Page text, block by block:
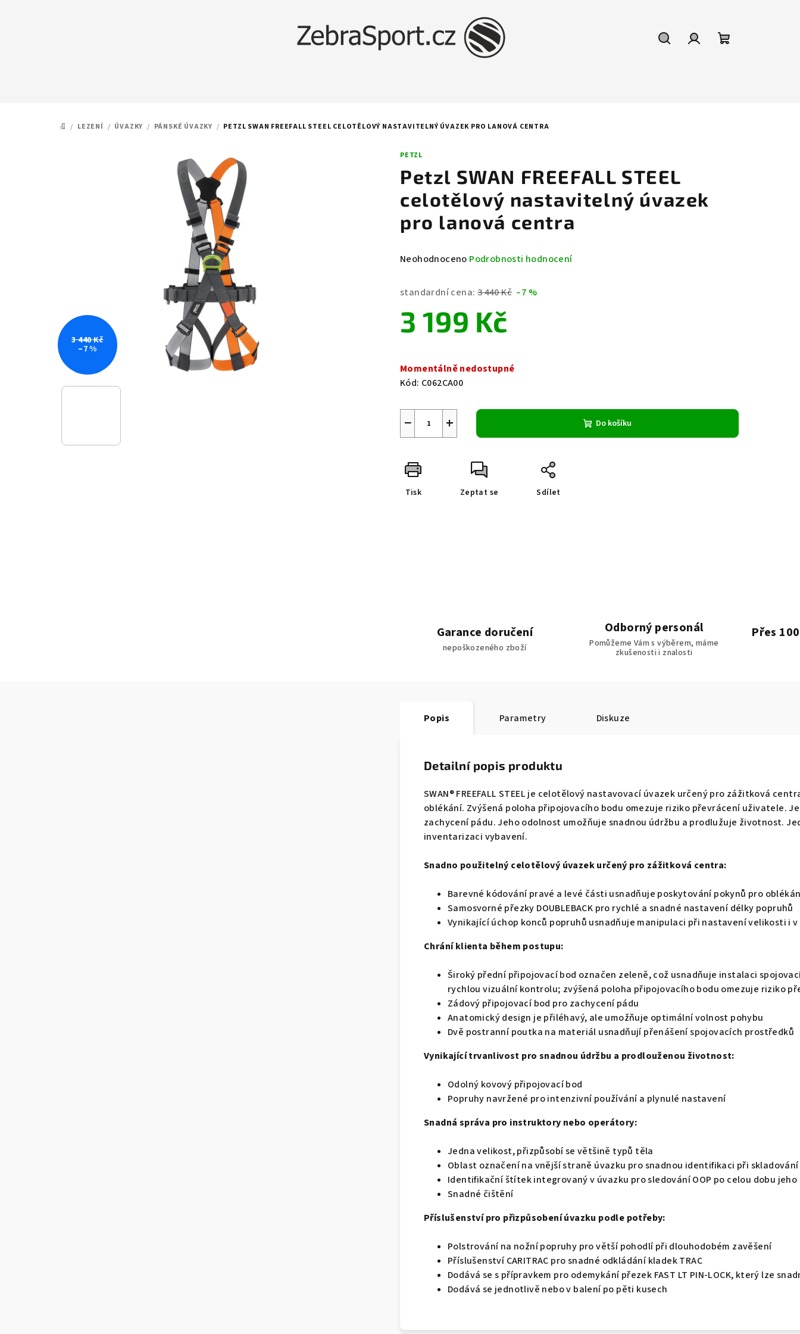
DOMŮ
/ LEZENÍ / ÚVAZKY / PÁNSKÉ ÚVAZKY / PETZL SWAN FREEFALL STEEL CELOTĚLOVÝ NASTAVITELNÝ ÚVAZEK PRO LANOVÁ CENTRA
PETZL
Petzl SWAN FREEFALL STEEL
celotělový nastavitelný úvazek
pro lanová centra
Průměrné
produktu
0,0
z
Neohodnoceno Podrobnosti hodnocení
standardní cena: 3 440 Kč –7 %
3 199 Kč
cena:
Momentálně nedostupné
Kód: C062CA00
+
− Do košíku
Tisk Zeptat se Sdílet
3 440 Kč
–7 %
Garance doručení
nepoškozeného zboží
Odborný personál
Pomůžeme Vám s výběrem, máme
zkušenosti i znalosti
Přes
Popis Parametry Diskuze
Detailní popis produktu
SWAN® FREEFALL STEEL je celotělový nastavovací úvazek určený pro zážitková
oblékání. Zvýšená poloha připojovacího bodu omezuje riziko převrácení uživatele.
zachycení pádu. Jeho odolnost umožňuje snadnou údržbu a prodlužuje životnost.
inventarizaci vybavení.
Snadno použitelný celotělový úvazek určený pro zážitková centra:
Barevné kódování pravé a levé části usnadňuje poskytování pokynů pro
Samosvorné přezky DOUBLEBACK pro rychlé a snadné nastavení délky popruhů
Vynikající úchop konců popruhů usnadňuje manipulaci při nastavení velikosti i
Chrání klienta během postupu:
Široký přední připojovací bod označen zeleně, což usnadňuje instalaci
rychlou vizuální kontrolu; zvýšená poloha připojovacího bodu omezuje riziko
Zádový připojovací bod pro zachycení pádu
Anatomický design je přiléhavý, ale umožňuje optimální volnost pohybu
Dvě postranní poutka na materiál usnadňují přenášení spojovacích prostředků
Vynikající trvanlivost pro snadnou údržbu a prodlouženou životnost:
Odolný kovový připojovací bod
Popruhy navržené pro intenzivní používání a plynulé nastavení
Snadná správa pro instruktory nebo operátory:
Jedna velikost, přizpůsobí se většině typů těla
Oblast označení na vnější straně úvazku pro snadnou identifikaci při skladování
Identifikační štítek integrovaný v úvazku pro sledování OOP po celou dobu
Snadné čištění
Příslušenství pro přizpůsobení úvazku podle potřeby:
Polstrování na nožní popruhy pro větší pohodlí při dlouhodobém zavěšení
Příslušenství CARITRAC pro snadné odkládání kladek TRAC
Dodává se s přípravkem pro odemykání přezek FAST LT PIN-LOCK, který lze
Dodává se jednotlivě nebo v balení po pěti kusech